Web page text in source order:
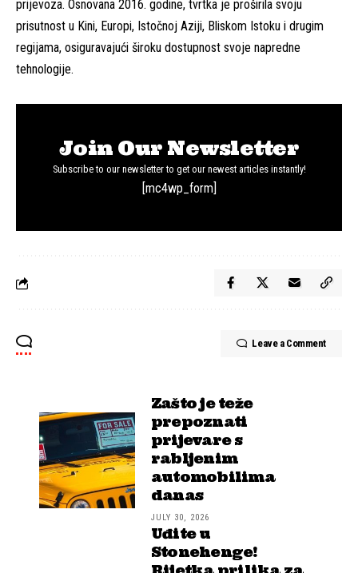
prijevoza. Osnovana 2016. godine, tvrtka je proširila svoju
prisutnost u Kini, Europi, Istočnoj Aziji, Bliskom Istoku i drugim
regijama, osiguravajući široku dostupnost svoje napredne
tehnologije.
Join Our Newsletter
Subscribe to our newsletter to get our newest articles instantly!
[mc4wp_form]
Leave a Comment
Zašto je teže
prepoznati
prijevare s
rabljenim
automobilima
danas
JULY 30, 2026
Uđite u
Stonehenge!